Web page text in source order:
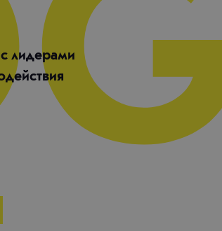
лидерами